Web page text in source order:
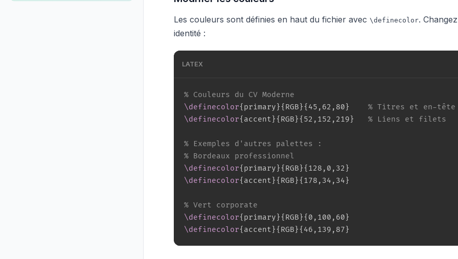
Les couleurs sont définies en haut du fichier avec \definecolor.
identité :
LATEX
% Couleurs du CV Moderne
\definecolor{ primary }{ RGB }{ 45,62,80 }
% Titres et en-tête
\definecolor{ accent }{ RGB }{ 52,152,219 } % Liens et filets
% Exemples d'autres palettes :
% Bordeaux professionnel
\definecolor{ primary }{ RGB }{ 128,0,32 }
\definecolor{ accent }{ RGB }{ 178,34,34 }
% Vert corporate
\definecolor{ primary }{ RGB }{ 0,100,60 }
\definecolor{ accent }{ RGB }{ 46,139,87 }